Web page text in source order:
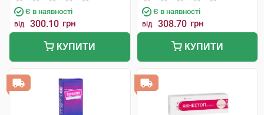
Є в наявності
від 300.10 грн
КУПИТИ
Є в наявності
від 308.70 грн
КУПИТИ